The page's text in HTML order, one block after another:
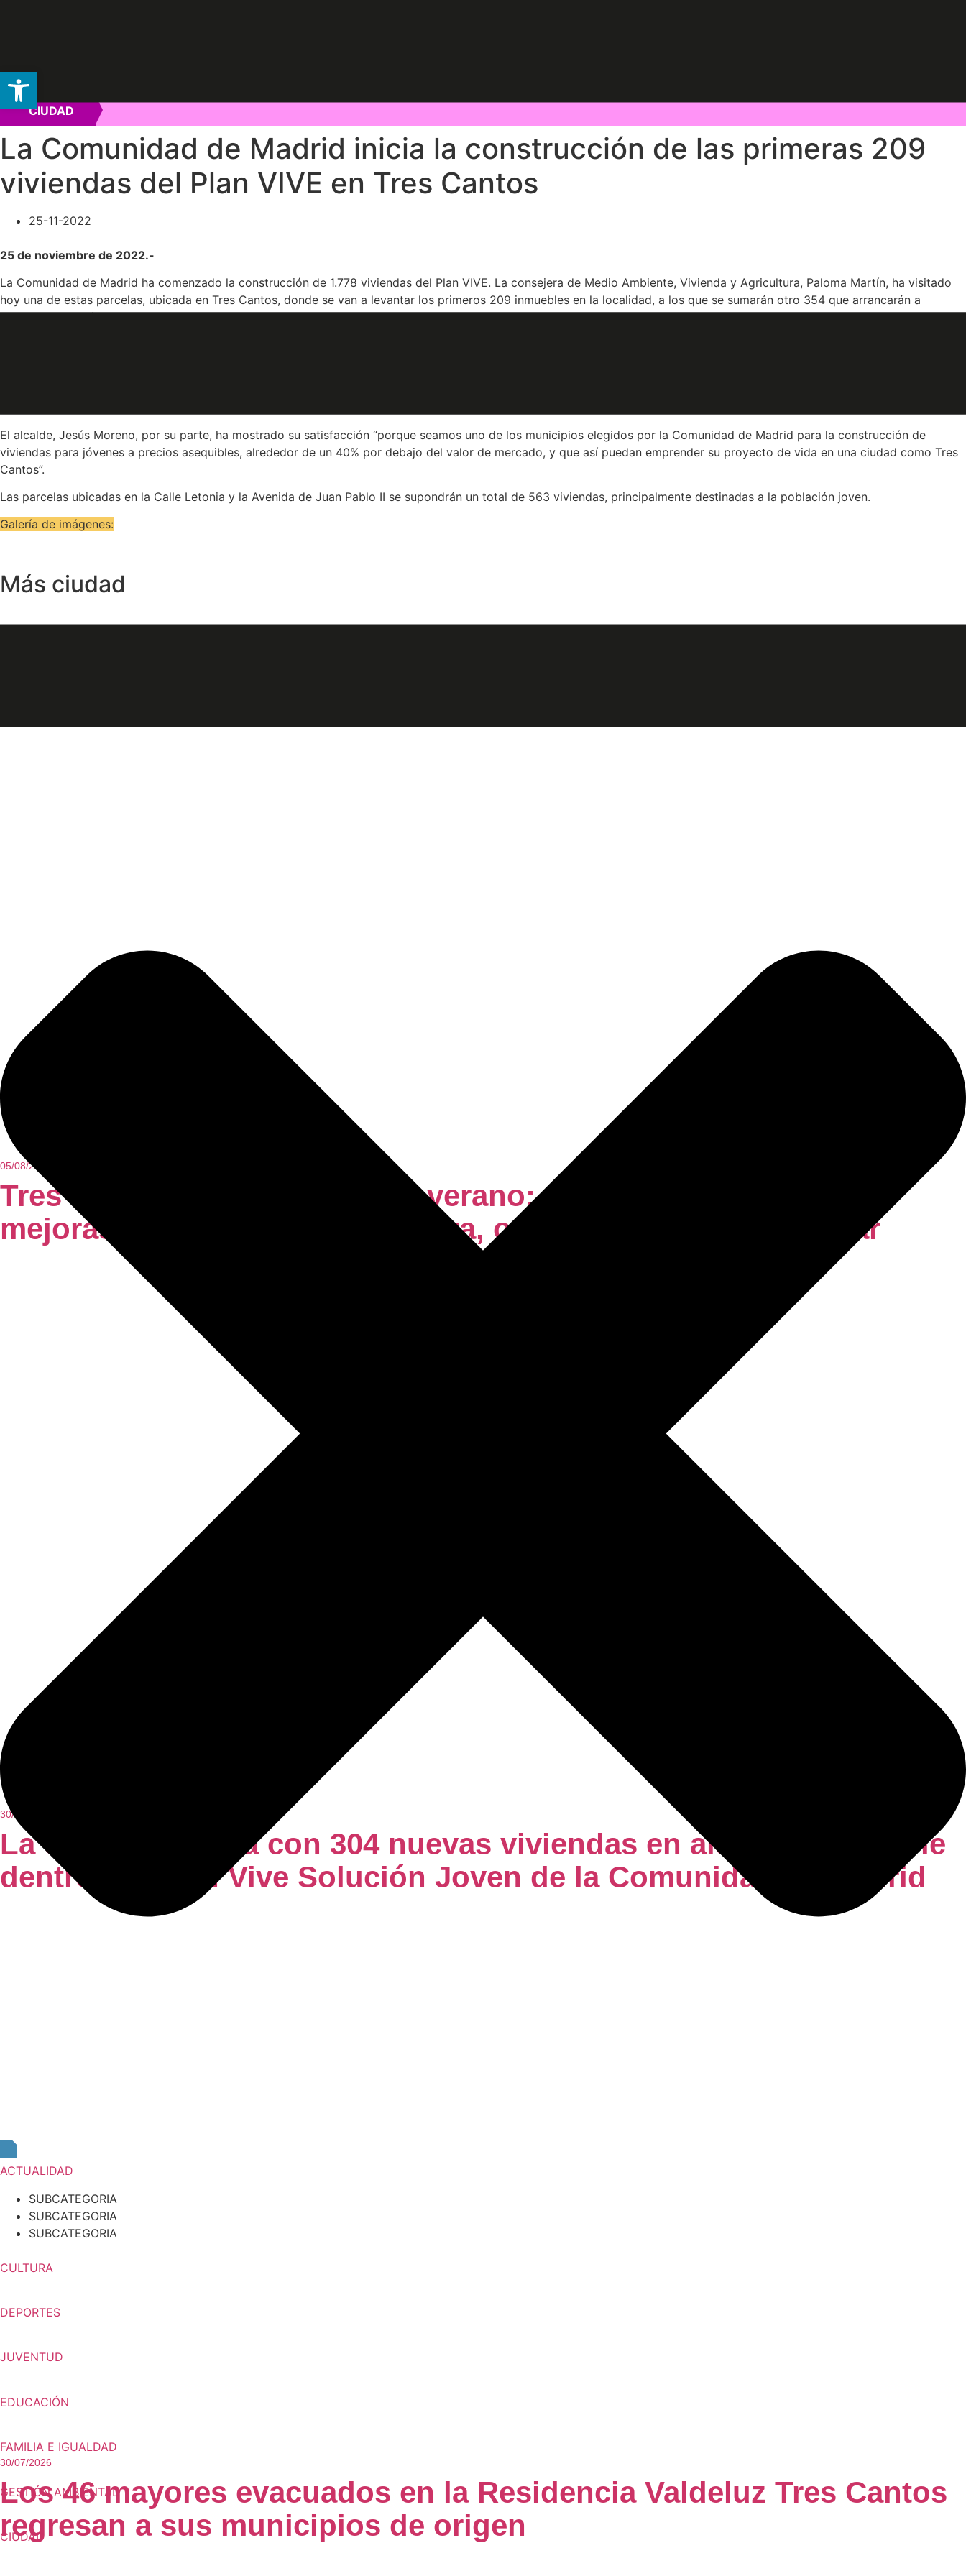
contenido
ACTUALIDAD
SUBCATEGORIA
SUBCATEGORIA
SUBCATEGORIA
CULTURA
DEPORTES
JUVENTUD
EDUCACIÓN
FAMILIA E IGUALDAD
GESTIÓN AMBIENTAL
CIUDAD
CIUDAD
La Comunidad de Madrid inicia la construcción de las primeras 209
viviendas del Plan VIVE en Tres Cantos
25-11-2022
25 de noviembre de 2022.-
La Comunidad de Madrid ha comenzado la construcción de 1.778 viviendas del Plan VIVE. La consejera de Medio Ambiente, Vivienda y Agricultura, Paloma Martín, ha visitado
hoy una de estas parcelas, ubicada en Tres Cantos, donde se van a levantar los primeros 209 inmuebles en la localidad, a los que se sumarán otro 354 que arrancarán a
principios del próximo año.
El alcalde, Jesús Moreno, por su parte, ha mostrado su satisfacción “porque seamos uno de los municipios elegidos por la Comunidad de Madrid para la construcción de
viviendas para jóvenes a precios asequibles, alrededor de un 40% por debajo del valor de mercado, y que así puedan emprender su proyecto de vida en una ciudad como Tres
Cantos”.
Las parcelas ubicadas en la Calle Letonia y la Avenida de Juan Pablo II se supondrán un total de 563 viviendas, principalmente destinadas a la población joven.
Galería de imágenes:
Más ciudad
05/08/2026
Tres Cantos no se detiene en verano: proyectos estratégicos,
mejoras en la vía pública, cultura, ocio y conciliación familiar
30/07/2026
La ciudad contará con 304 nuevas viviendas en alquiler asequible
dentro del Plan Vive Solución Joven de la Comunidad de Madrid
30/07/2026
Los 46 mayores evacuados en la Residencia Valdeluz Tres Cantos
regresan a sus municipios de origen
Abrir barra de herramientas